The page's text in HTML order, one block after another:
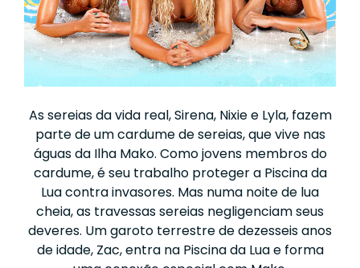
As sereias da vida real, Sirena, Nixie e Lyla, fazem
parte de um cardume de sereias, que vive nas
águas da Ilha Mako. Como jovens membros do
cardume, é seu trabalho proteger a Piscina da
Lua contra invasores. Mas numa noite de lua
cheia, as travessas sereias negligenciam seus
deveres. Um garoto terrestre de dezesseis anos
de idade, Zac, entra na Piscina da Lua e forma